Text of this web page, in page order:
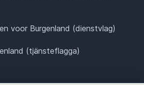
voor Burgenland (dienstvlag)
(tjänsteflagga)